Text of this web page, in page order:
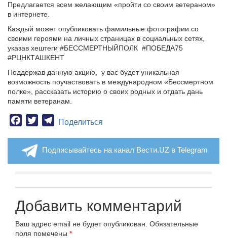
Предлагается всем желающим «пройти со своим ветераном»
в интернете.
Каждый может опубликовать фамильные фотографии со
своими героями на личных страницах в социальных сетях,
указав хештеги #БЕССМЕРТНЫЙПОЛК #ПОБЕДА75
#РЦНКТАШКЕНТ
Поддержав данную акцию, у вас будет уникальная
возможность поучаствовать в международном «Бессмертном
полке», рассказать историю о своих родных и отдать дань
памяти ветеранам.
Facebook
TwitterTelegram
Поделиться
Подписывайтесь на канал Вести.UZ в Telegram
Добавить комментарий
Ваш адрес email не будет опубликован. Обязательные
поля помечены *